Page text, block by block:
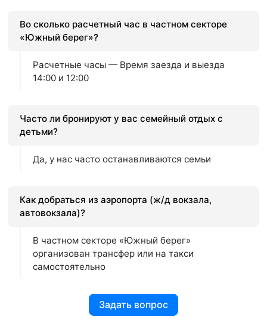
Во сколько расчетный час в частном секторе
«Южный берег»?
Расчетные часы — Время заезда и выезда
14:00 и 12:00
Часто ли бронируют у вас семейный отдых с
детьми?
Да, у нас часто останавливаются семьи
Как добраться из аэропорта (ж/д вокзала,
автовокзала)?
В частном секторе «Южный берег»
организован трансфер или на такси
самостоятельно
Задать вопрос